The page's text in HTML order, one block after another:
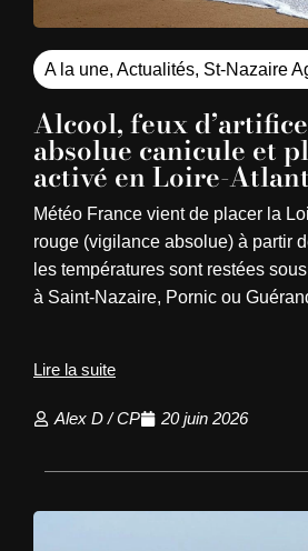
A la une, Actualités, St-Nazaire
Alcool, feux
absolue canicule et
activé en Loire-
Météo France vient de placer la
rouge (vigilance absolue) à partir
les températures sont restées
à Saint-Nazaire, Pornic ou
Lire la suite
Alex D / CP 20 juin 2026